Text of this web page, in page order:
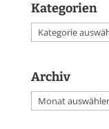
Kategorien
Kategorien
Archiv
Archiv